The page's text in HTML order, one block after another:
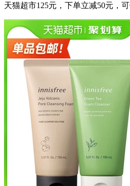
天猫超市125元，下单立减50元，